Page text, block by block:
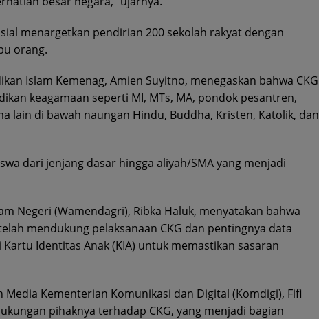
menargetkan pendirian 200 sekolah rakyat dengan
orang.
Islam Kemenag, Amien Suyitno, menegaskan bahwa CKG
keagamaan seperti MI, MTs, MA, pondok pesantren,
lain di bawah naungan Hindu, Buddha, Kristen, Katolik, dan
dari jenjang dasar hingga aliyah/SMA yang menjadi
Negeri (Wamendagri), Ribka Haluk, menyatakan bahwa
mendukung pelaksanaan CKG dan pentingnya data
Identitas Anak (KIA) untuk memastikan sasaran
Kementerian Komunikasi dan Digital (Komdigi), Fifi
pihaknya terhadap CKG, yang menjadi bagian